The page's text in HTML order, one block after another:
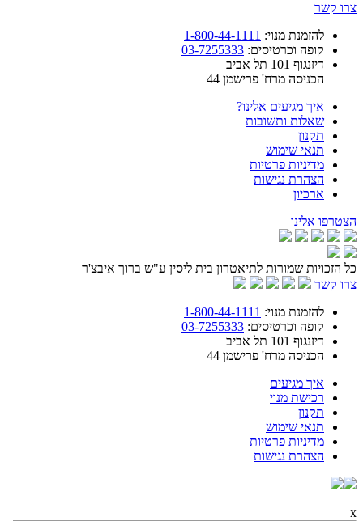
צרו קשר
להזמנת מנוי: 1-800-44-1111
קופה וכרטיסים: 03-7255333
דיזנגוף 101 תל אביב
הכניסה מרח' פרישמן 44
איך מגיעים אלינו?
שאלות ותשובות
תקנון
תנאי שימוש
מדיניות פרטיות
הצהרת נגישות
ארכיון
הצטרפו אלינו
כל הזכויות שמורות לתיאטרון בית ליסין ע"ש ברוך איבצ'ר
צרו קשר
להזמנת מנוי: 1-800-44-1111
קופה וכרטיסים: 03-7255333
דיזנגוף 101 תל אביב
הכניסה מרח' פרישמן 44
איך מגיעים
רכישת מנוי
תקנון
תנאי שימוש
מדיניות פרטיות
הצהרת נגישות
x